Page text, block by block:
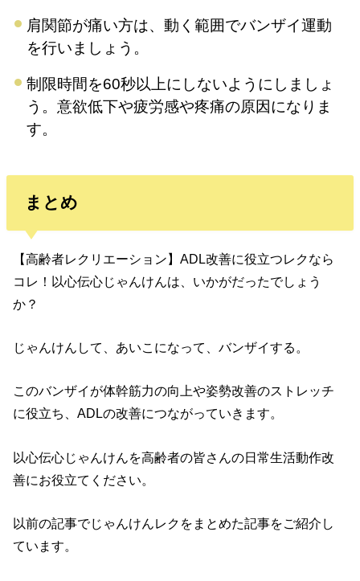
肩関節が痛い方は、動く範囲でバンザイ運動
を行いましょう。
制限時間を60秒以上にしないようにしましょ
う。意欲低下や疲労感や疼痛の原因になりま
す。
まとめ
【高齢者レクリエーション】ADL改善に役立つレクなら
コレ！以心伝心じゃんけんは、いかがだったでしょう
か？
じゃんけんして、あいこになって、バンザイする。
このバンザイが体幹筋力の向上や姿勢改善のストレッチ
に役立ち、ADLの改善につながっていきます。
以心伝心じゃんけんを高齢者の皆さんの日常生活動作改
善にお役立てください。
以前の記事でじゃんけんレクをまとめた記事をご紹介し
ています。